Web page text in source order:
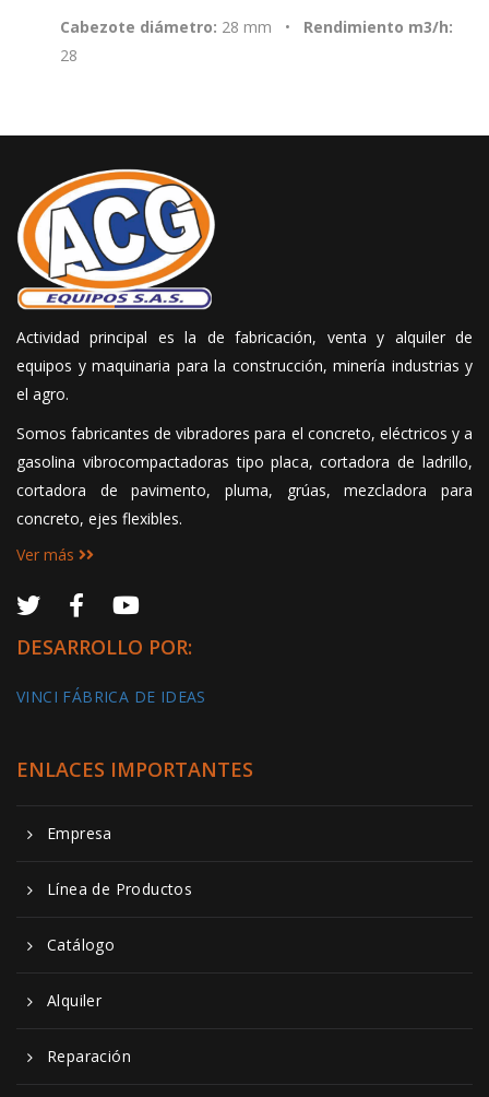
Cabezote diámetro: 28 mm • Rendimiento m3/h:
28
Actividad principal es la de fabricación, venta y alquiler de
equipos y maquinaria para la construcción, minería industrias y
el agro.
Somos fabricantes de vibradores para el concreto, eléctricos y a
gasolina vibrocompactadoras tipo placa, cortadora de ladrillo,
cortadora de pavimento, pluma, grúas, mezcladora para
concreto, ejes flexibles.
Ver más
DESARROLLO POR:
VINCI FÁBRICA DE IDEAS
ENLACES IMPORTANTES
Empresa
Línea de Productos
Catálogo
Alquiler
Reparación